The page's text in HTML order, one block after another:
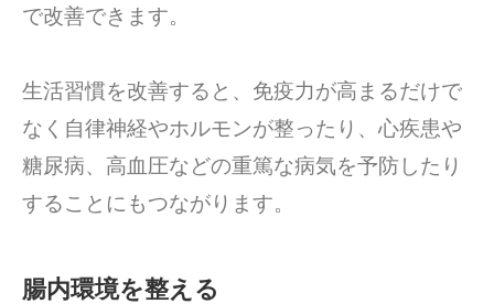
で改善できます。
生活習慣を改善すると、免疫力が高まるだけで
なく自律神経やホルモンが整ったり、心疾患や
糖尿病、高血圧などの重篤な病気を予防したり
することにもつながります。
腸内環境を整える